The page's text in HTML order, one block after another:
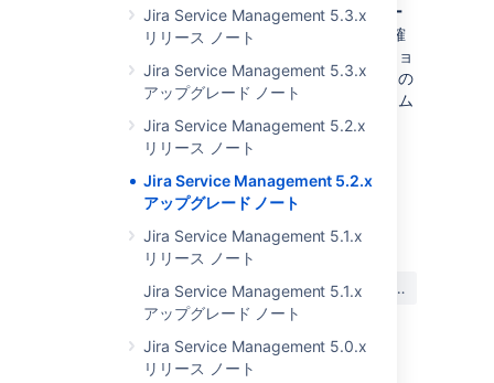
Jira Service Management 5.3.x
リリース ノート
Jira Service Management 5.3.x
アップグレード ノート
Jira Service Management 5.2.x
リリース ノート
Jira Service Management 5.2.x
アップグレード ノート
Jira Service Management 5.1.x
リリース ノート
Jira Service Management 5.1.x
アップグレード ノート
Jira Service Management 5.0.x
リリース ノート
ご検討の場合、[Jira 管理] > [ アプリケー
ション ] > [アップグレードを計画
] をご確
認ください。アップグレード先のバージョ
ンの提案やアップグレード前のチェックの
実行が行われ、詳細な手順を含むカスタム
のアップグレード ガイドが提供されま
す。
最終更新日 2022 年 8 月 25 日
はい いいえ